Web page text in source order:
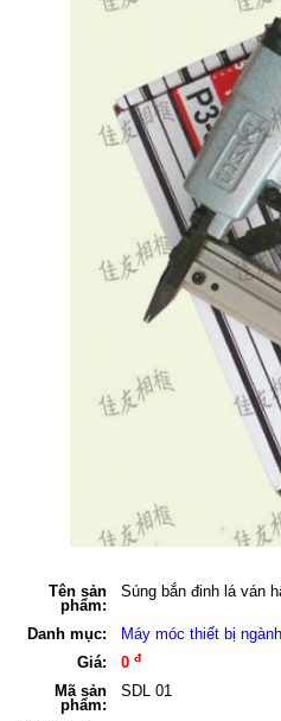
Tên sản
phẩm:
Súng bắn đinh lá ván
Danh mục:
Máy móc thiết bị
Giá:
0 đ
Mã sản
phẩm:
SDL 01